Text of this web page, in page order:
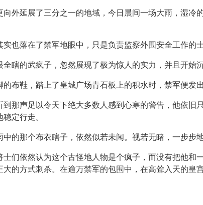
外延展了三分之一的地域，今日晨间一场大雨，湿
也落在了禁军地眼中，只是负责监察外围安全工作的
瞎的武疯子，忽然展现了极为惊人的实力，并且开始
布鞋，踏上了皇城广场青石板上的积水时，禁军便发
那声足以令天下绝大多数人感到心寒的警告，他依
定行走。
的那个布衣瞎子，依然似若未闻。视若无睹，一步步
士们依然认为这个古怪地人物是个疯子，而没有把他
的方式刺杀。在逾万禁军的包围中，在高耸入天的皇